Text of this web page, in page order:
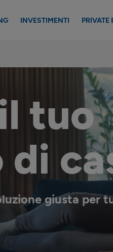
INVESTIMENTI PRIVATE
tuo
giusta per